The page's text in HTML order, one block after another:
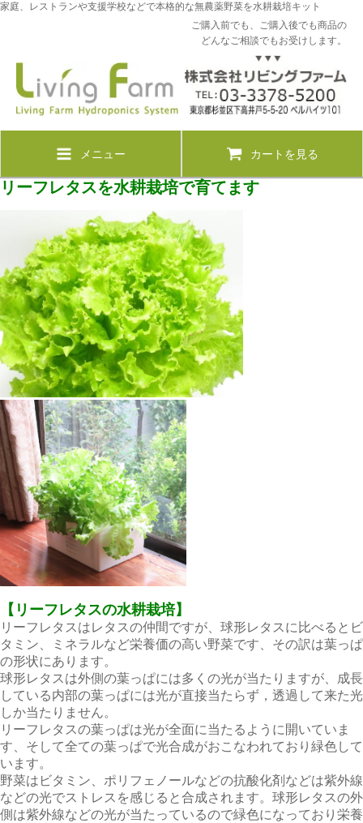
家庭、レストランや支援学校などで本格的な無農薬野菜を水耕栽培キット
ご購入前でも、ご購入後でも商品の
どんなご相談でもお受けします。
メニュー カートを見る
リーフレタスを水耕栽培で育てます
【リーフレタスの水耕栽培】
リーフレタスはレタスの仲間ですが、球形レタスに比べるとビ
タミン、ミネラルなど栄養価の高い野菜です、その訳は葉っぱ
の形状にあります。
球形レタスは外側の葉っぱには多くの光が当たりますが、成長
している内部の葉っぱには光が直接当たらず，透過して来た光
しか当たりません。
リーフレタスの葉っぱは光が全面に当たるように開いていま
す、そして全ての葉っぱで光合成がおこなわれており緑色して
います。
野菜はビタミン、ポリフェノールなどの抗酸化剤などは紫外線
などの光でストレスを感じると合成されます。球形レタスの外
側は紫外線などの光が当たっているので緑色になっており栄養